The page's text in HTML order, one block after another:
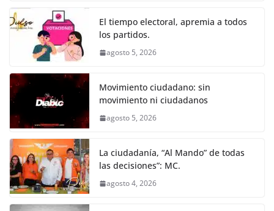
k
e
b
o
o
k
itt
er s
A
p
e
n
er
gr p
El tiempo electoral, apremia a todos
los partidos.
agosto 5, 2026
Movimiento ciudadano: sin
movimiento ni ciudadanos
agosto 5, 2026
La ciudadanía, “Al Mando” de todas
las decisiones”: MC.
agosto 4, 2026